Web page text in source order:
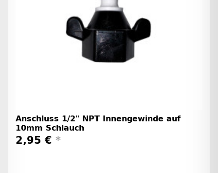
Anschluss 1/2" NPT Innengewinde auf
10mm Schlauch
2,95 € *